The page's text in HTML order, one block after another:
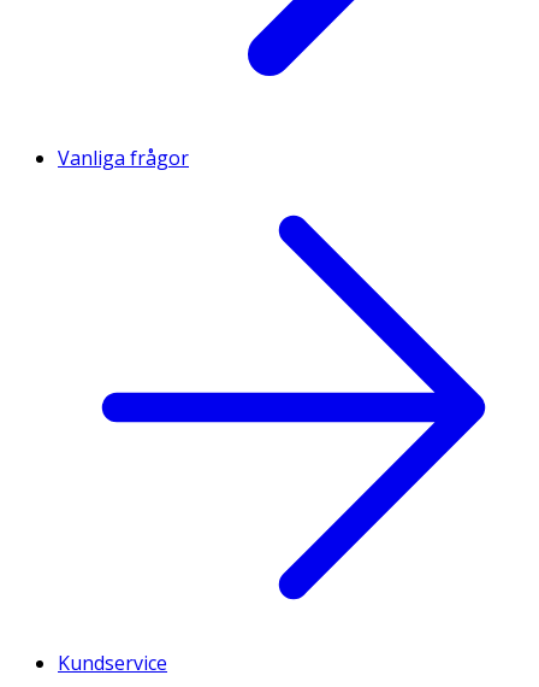
Vanliga frågor
Kundservice